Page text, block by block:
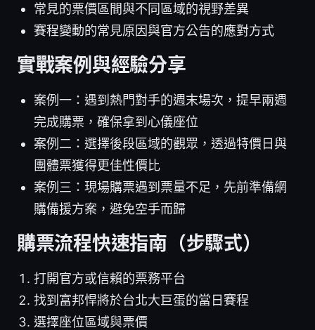
常見的票價區間與不同區域的視野差異
賽程變動的常見原因與官方公告的應對方式
實戰案例與經驗分享
案例一：遇到熱門對手的週末場次，提早兩週
完成購票，確保拿到心儀座位
案例二：選擇後段區域的觀眾，透過特價日與
團體票獲得更佳性價比
案例三：現場購票遇到票量不足，先前準備網
購備援方案，避免空手而歸
購票流程快速指南（步驟式）
打開官方或信賴的票務平台
找到富邦悍將於台北大巨蛋的當日賽程
選擇座位區域與票價